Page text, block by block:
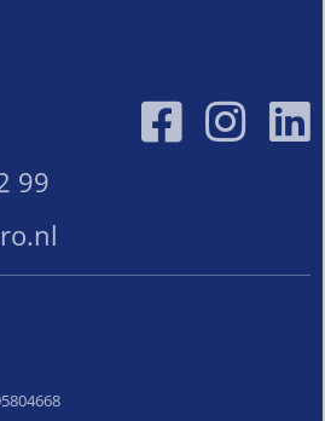
99